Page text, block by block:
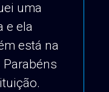
uma
e ela
está na
Parabéns